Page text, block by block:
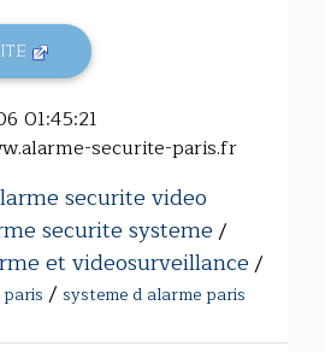
01:45:21
securite-paris.fr
securite video
securite systeme/
et videosurveillance/
/ systeme d alarme paris